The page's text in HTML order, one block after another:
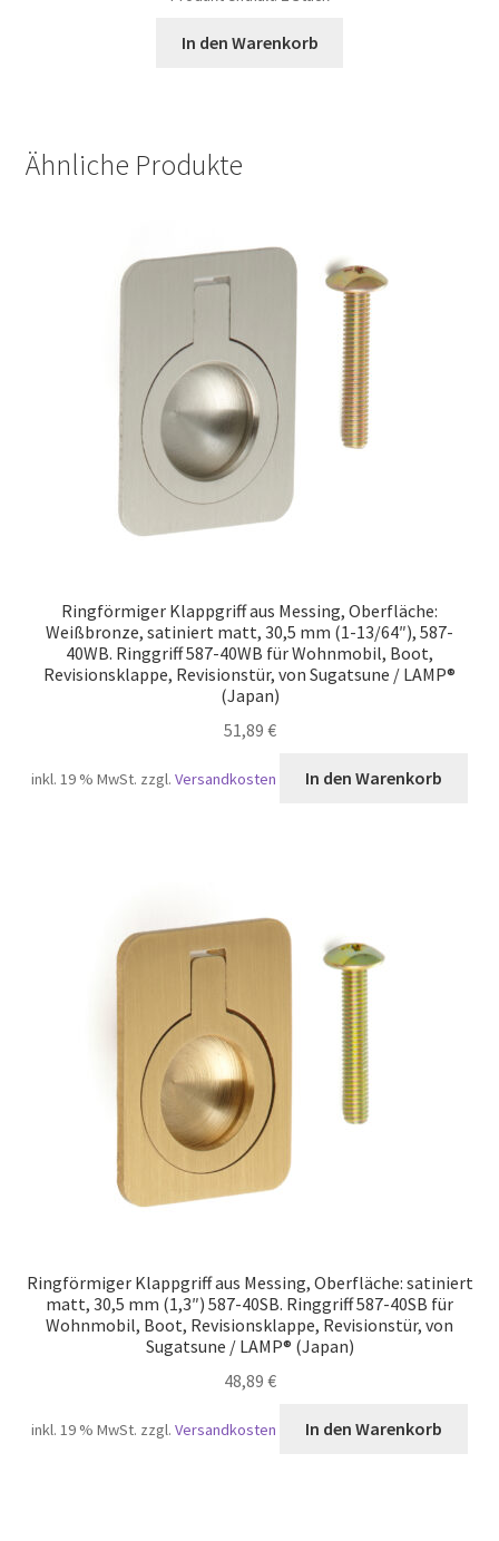
In den Warenkorb
Ähnliche Produkte
Ringförmiger Klappgriff aus Messing, Oberfläche:
Weißbronze, satiniert matt, 30,5 mm (1-13/64″), 587-
40WB. Ringgriff 587-40WB für Wohnmobil, Boot,
Revisionsklappe, Revisionstür, von Sugatsune / LAMP®
(Japan)
51,89 €
inkl. 19 % MwSt. zzgl.Versandkosten In den Warenkorb
Ringförmiger Klappgriff aus Messing, Oberfläche: satiniert
matt, 30,5 mm (1,3″) 587-40SB. Ringgriff 587-40SB für
Wohnmobil, Boot, Revisionsklappe, Revisionstür, von
Sugatsune / LAMP® (Japan)
48,89 €
inkl. 19 % MwSt. zzgl.Versandkosten In den Warenkorb